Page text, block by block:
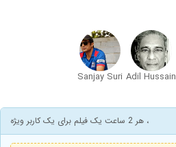
Adil Hussain
Sanjay Suri
، هر 2 ساعت یک فیلم برای یک کاربر ویژه